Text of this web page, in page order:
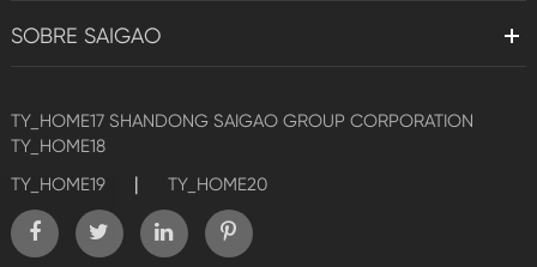
SOBRE SAIGAO
TY_HOME17 SHANDONG SAIGAO GROUP CORPORATION
TY_HOME18
TY_HOME19
| TY_HOME20